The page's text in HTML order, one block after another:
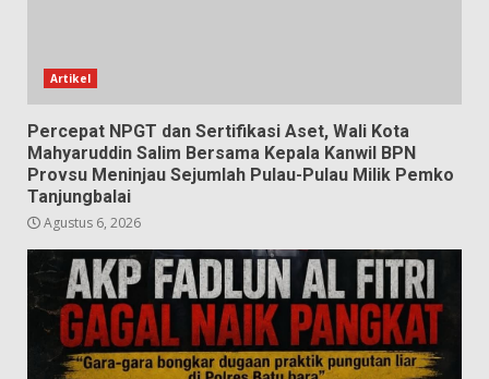
Artikel
Percepat NPGT dan Sertifikasi Aset, Wali Kota
Mahyaruddin Salim Bersama Kepala Kanwil BPN
Provsu Meninjau Sejumlah Pulau-Pulau Milik Pemko
Tanjungbalai
Agustus 6, 2026